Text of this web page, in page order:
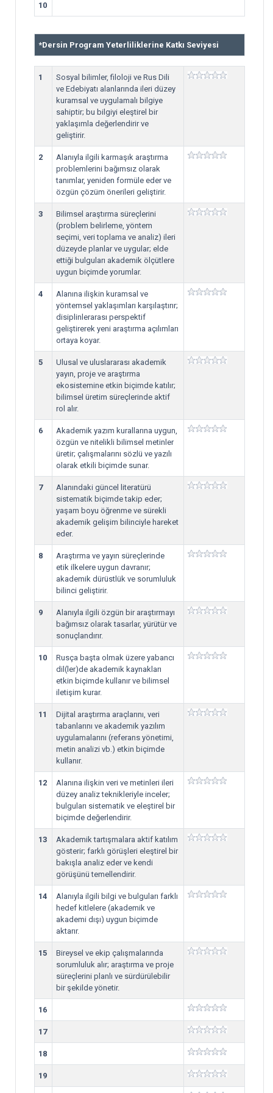
10
*Dersin Program Yeterliliklerine Katkı Seviyesi
1
Sosyal bilimler, filoloji ve Rus Dili
ve Edebiyatı alanlarında ileri düzey
kuramsal ve uygulamalı bilgiye
sahiptir; bu bilgiyi eleştirel bir
yaklaşımla değerlendirir ve
geliştirir.
2
Alanıyla ilgili karmaşık araştırma
problemlerini bağımsız olarak
tanımlar, yeniden formüle eder ve
özgün çözüm önerileri geliştirir.
3
Bilimsel araştırma süreçlerini
(problem belirleme, yöntem
seçimi, veri toplama ve analiz) ileri
düzeyde planlar ve uygular; elde
ettiği bulguları akademik ölçütlere
uygun biçimde yorumlar.
4
Alanına ilişkin kuramsal ve
yöntemsel yaklaşımları karşılaştırır;
disiplinlerarası perspektif
geliştirerek yeni araştırma açılımları
ortaya koyar.
5
Ulusal ve uluslararası akademik
yayın, proje ve araştırma
ekosistemine etkin biçimde katılır;
bilimsel üretim süreçlerinde aktif
rol alır.
6
Akademik yazım kurallarına uygun,
özgün ve nitelikli bilimsel metinler
üretir; çalışmalarını sözlü ve yazılı
olarak etkili biçimde sunar.
7
Alanındaki güncel literatürü
sistematik biçimde takip eder;
yaşam boyu öğrenme ve sürekli
akademik gelişim bilinciyle hareket
eder.
8
Araştırma ve yayın süreçlerinde
etik ilkelere uygun davranır;
akademik dürüstlük ve sorumluluk
bilinci geliştirir.
9
Alanıyla ilgili özgün bir araştırmayı
bağımsız olarak tasarlar, yürütür ve
sonuçlandırır.
10
Rusça başta olmak üzere yabancı
dil(ler)de akademik kaynakları
etkin biçimde kullanır ve bilimsel
iletişim kurar.
11
Dijital araştırma araçlarını, veri
tabanlarını ve akademik yazılım
uygulamalarını (referans yönetimi,
metin analizi vb.) etkin biçimde
kullanır.
12
Alanına ilişkin veri ve metinleri ileri
düzey analiz teknikleriyle inceler;
bulguları sistematik ve eleştirel bir
biçimde değerlendirir.
13
Akademik tartışmalara aktif katılım
gösterir; farklı görüşleri eleştirel bir
bakışla analiz eder ve kendi
görüşünü temellendirir.
14
Alanıyla ilgili bilgi ve bulguları farklı
hedef kitlelere (akademik ve
akademi dışı) uygun biçimde
aktarır.
15
Bireysel ve ekip çalışmalarında
sorumluluk alır; araştırma ve proje
süreçlerini planlı ve sürdürülebilir
bir şekilde yönetir.
16
17
18
19